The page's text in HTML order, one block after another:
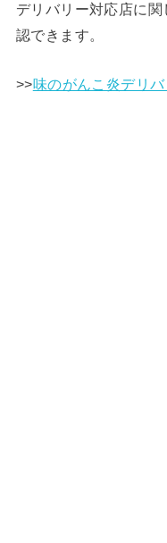
デリバリー対応店に
認できます。
>>味のがんこ炎デリ